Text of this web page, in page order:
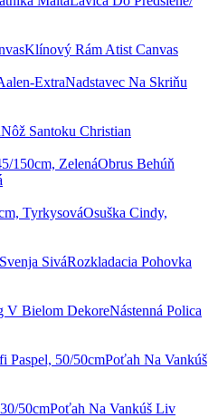
Klínový Rám Atist Canvas
Nadstavec Na Skriňu
Nôž Santoku Christian
Obrus Behúň
Osuška Cindy,
Rozkladacia Pohovka
Nástenná Polica
Poťah Na Vankúš
Poťah Na Vankúš Liv